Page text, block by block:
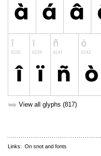
➥ View all glyphs (817)
Links: On snot and fonts